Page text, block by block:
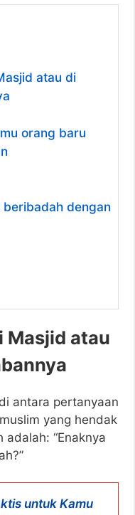
atau di
orang baru
beribadah dengan
Masjid atau
antara pertanyaan
yang hendak
“Enaknya
untuk Kamu